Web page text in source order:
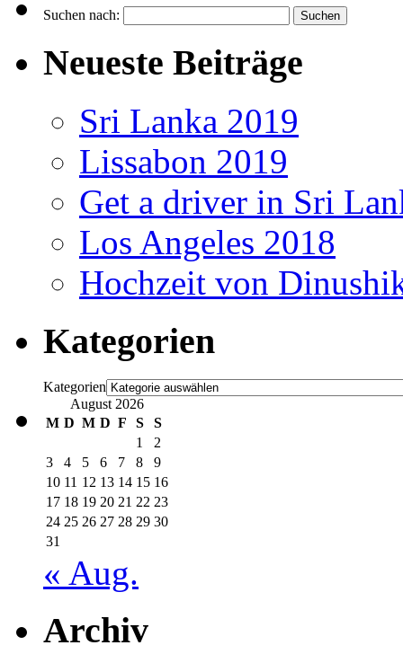
Suchen nach:
Neueste Beiträge
Sri Lanka 2019
Lissabon 2019
Get a driver in Sri
Los Angeles 2018
Hochzeit von
Kategorien
Kategorien
August 2026
M D M D F S
S
1
2
3
4 5 6 7 8
9
10 11 12 13 14 15 16
17 18 19 20 21 22 23
24 25 26 27 28 29 30
31
« Aug.
Archiv